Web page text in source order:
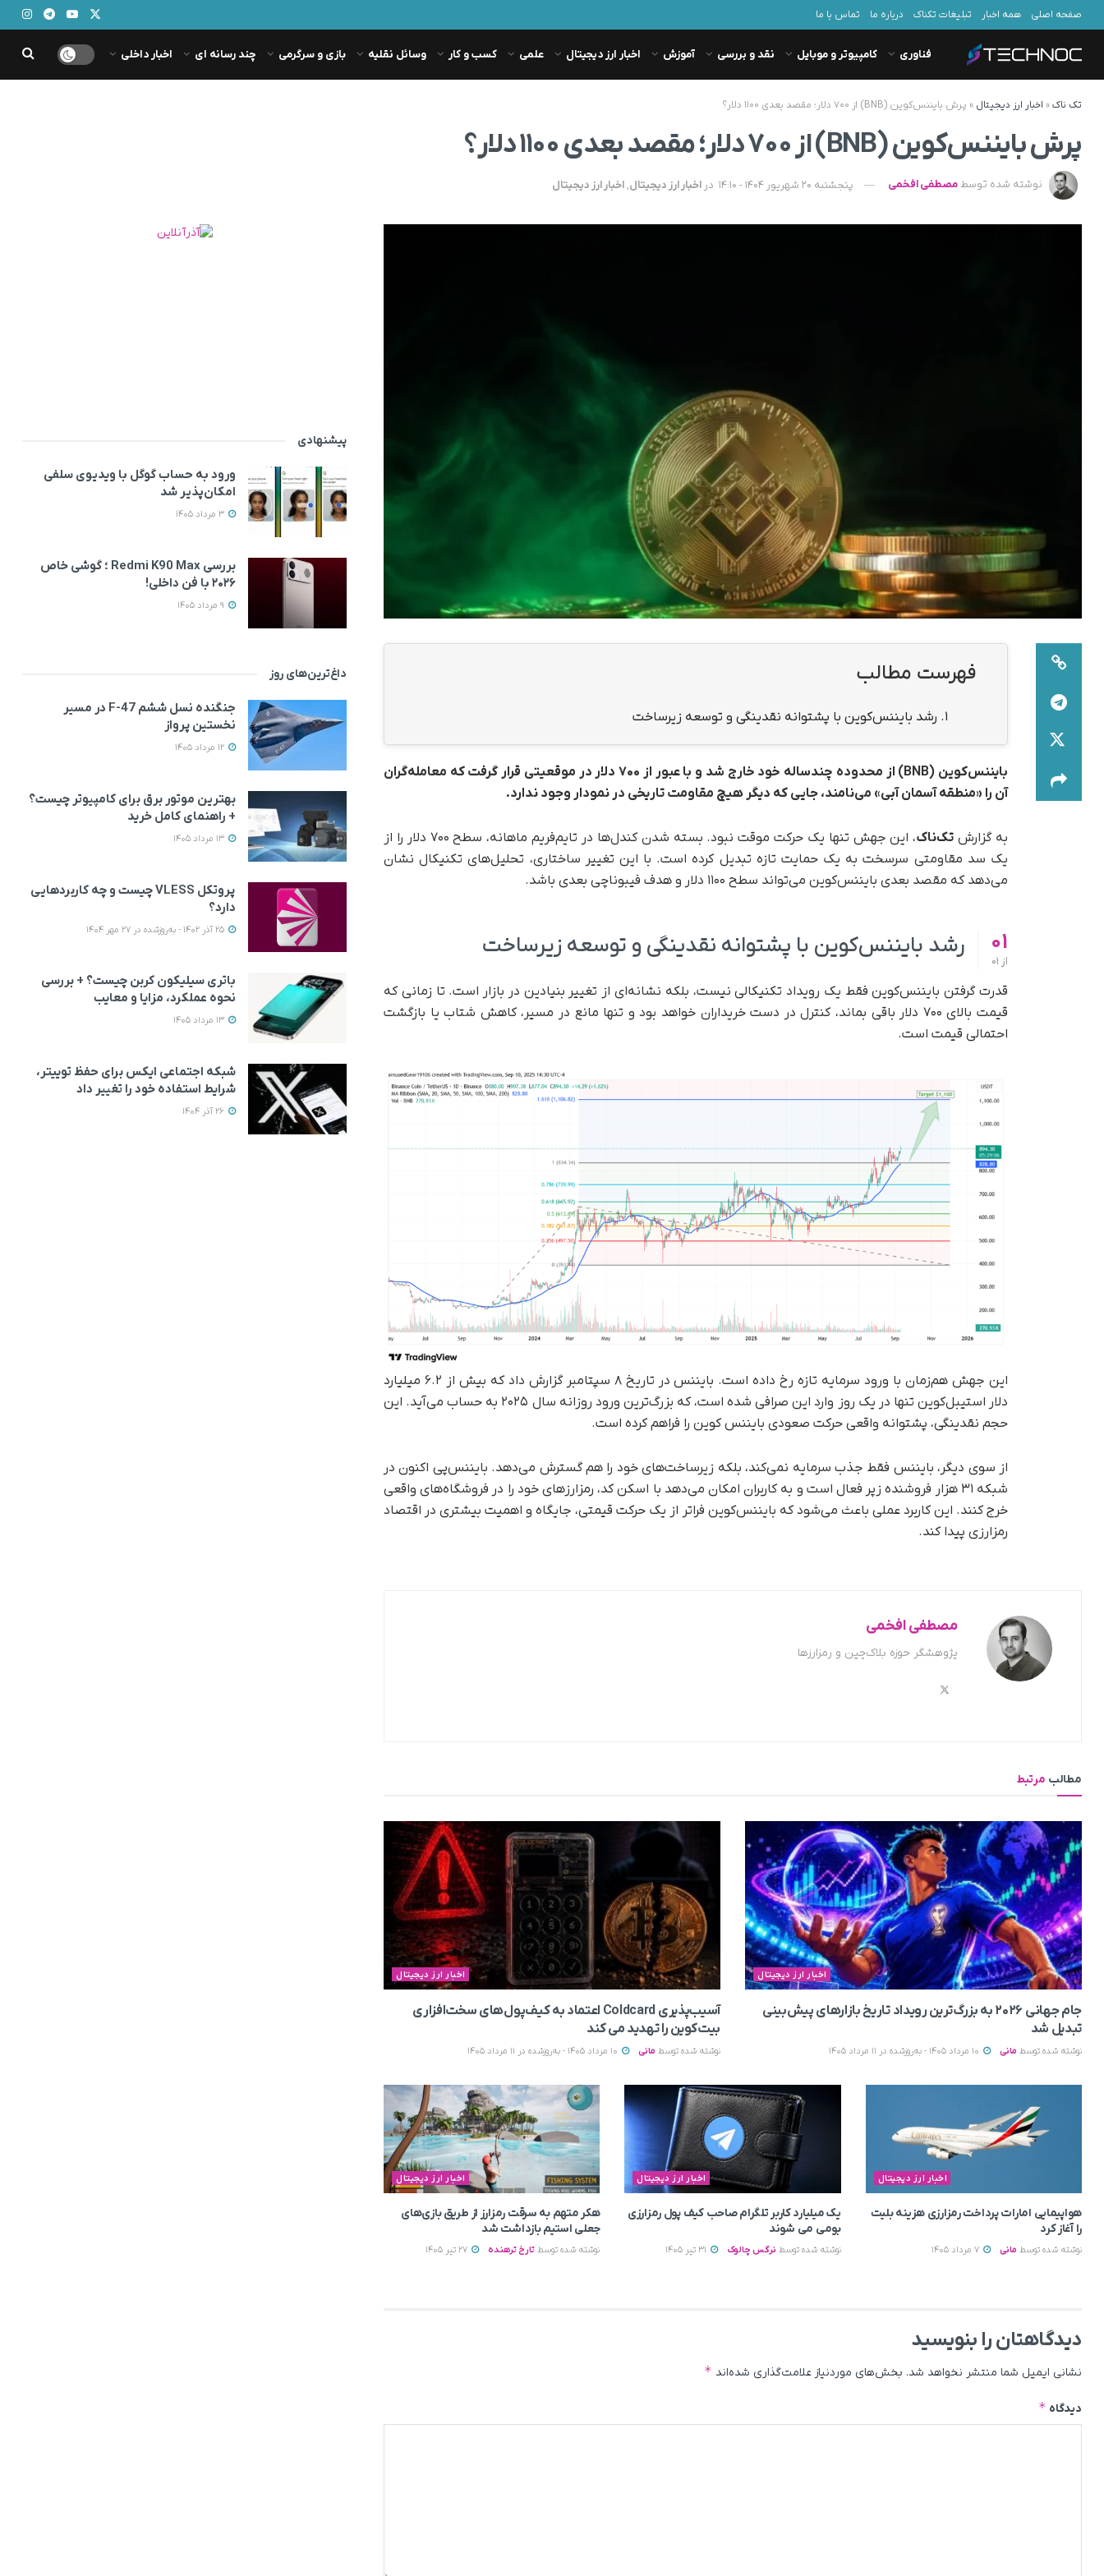
صفحه اصلی همه اخبار تبلیغات تکناک درباره ما تماس با ما
فناوری کامپیوتر و موبایل نقد و بررسی آموزش اخبار ارز دیجیتال علمی کسب و کار وسائل نقلیه بازی و سرگرمی چند رسانه ای اخبار داخلی
تک ناک» اخبار ارز دیجیتال » پرش بایننس‌کوین (BNB) از ۷۰۰ دلار؛ مقصد بعدی ۱۱۰۰ دلار؟
پرش بایننس‌کوین (BNB) از ۷۰۰ دلار؛ مقصد بعدی ۱۱۰۰ دلار؟
نوشته شده توسط مصطفی افخمی پنجشنبه 20 شهریور 1404 - 14:10 در اخبار ارز دیجیتال,اخبار ارز دیجیتال
فهرست مطالب
1. رشد بایننس‌کوین با پشتوانه نقدینگی و توسعه زیرساخت
بایننس‌کوین (BNB) از محدوده چندساله خود خارج شد و با عبور از ۷۰۰ دلار در موقعیتی قرار گرفت که معامله‌گران
آن را «منطقه آسمان آبی» می‌نامند، جایی که دیگر هیچ مقاومت تاریخی در نمودار وجود ندارد.
به گزارش تک‌ناک
، این جهش تنها یک حرکت موقت نبود. بسته‌ شدن کندل‌ها در تایم‌فریم ماهانه، سطح ۷۰۰ دلار را از
یک سد مقاومتی سرسخت به یک حمایت تازه تبدیل کرده است. با این تغییر ساختاری، تحلیل‌های تکنیکال نشان
می‌دهد که مقصد بعدی بایننس‌کوین می‌تواند سطح ۱۱۰۰ دلار و هدف فیبوناچی بعدی باشد.
01
از
رشد بایننس‌کوین با پشتوانه نقدینگی و توسعه زیرساخت
قدرت‌ گرفتن بایننس‌کوین فقط یک رویداد تکنیکالی نیست، بلکه نشانه‌ای از تغییر بنیادین در بازار است. تا زمانی که
قیمت بالای ۷۰۰ دلار باقی بماند، کنترل در دست خریداران خواهد بود و تنها مانع در مسیر، کاهش شتاب یا بازگشت
احتمالی قیمت است.
این جهش هم‌زمان با ورود سرمایه تازه رخ داده است. بایننس در تاریخ ۸ سپتامبر گزارش داد که بیش از ۶.۲ میلیارد
دلار استیبل‌کوین تنها در یک روز وارد این صرافی شده است، که بزرگ‌ترین ورود روزانه سال ۲۰۲۵ به حساب می‌آید. این
حجم نقدینگی، پشتوانه واقعی حرکت صعودی بایننس کوین را فراهم کرده است.
از سوی دیگر، بایننس فقط جذب سرمایه نمی‌کند، بلکه زیرساخت‌های خود را هم گسترش می‌دهد. بایننس‌پی اکنون در
شبکه ۳۱ هزار فروشنده زپر فعال است و به کاربران امکان می‌دهد با اسکن کد، رمزارزهای خود را در فروشگاه‌های واقعی
خرج کنند. این کاربرد عملی باعث می‌شود که بایننس‌کوین فراتر از یک حرکت قیمتی، جایگاه و اهمیت بیشتری در اقتصاد
رمزارزی پیدا کند.
مصطفی افخمی
پژوهشگر حوزه بلاک‌چین و رمزارزها
مطالب مرتبط
اخبار ارز دیجیتال
جام جهانی ۲۰۲۶ به بزرگ‌ترین رویداد تاریخ بازارهای پیش‌بینی
تبدیل شد
نوشته شده توسط مانی
اخبار ارز دیجیتال
آسیب‌پذیری Coldcard اعتماد به کیف‌پول‌های سخت‌افزاری
بیت‌کوین را تهدید می‌ کند
نوشته شده توسط مانی
اخبار ارز دیجیتال
هواپیمایی امارات پرداخت رمزارزی هزینه بلیت
را آغاز کرد
نوشته شده توسط مانی
اخبار ارز دیجیتال
یک میلیارد کاربر تلگرام صاحب کیف پول رمزارزی
بومی می‌ شوند
نوشته شده توسط نرگس چالوک
اخبار ارز دیجیتال
هکر متهم به سرقت رمزارز از طریق بازی‌های
جعلی استیم بازداشت شد
نوشته شده توسط تارخ ترهنده
دیدگاهتان را بنویسید
نشانی ایمیل شما منتشر نخواهد شد. بخش‌های موردنیاز علامت‌گذاری شده‌اند *
دیدگاه *
پیشنهادی
ورود به حساب گوگل با ویدیوی سلفی
امکان‌پذیر شد
بررسی Redmi K90 Max ؛ گوشی خاص‌
۲۰۲۶ با فن داخلی!
داغ‌ترین‌های روز
جنگنده نسل ششم F-47 در مسیر
نخستین پرواز
بهترین موتور برق برای کامپیوتر چیست؟
+ راهنمای کامل خرید
پروتکل VLESS چیست و چه کاربردهایی
دارد؟
باتری سیلیکون کربن چیست؟ + بررسی
نحوه عملکرد، مزایا و معایب
شبکه اجتماعی ایکس برای حفظ توییتر،
شرایط استفاده خود را تغییر داد